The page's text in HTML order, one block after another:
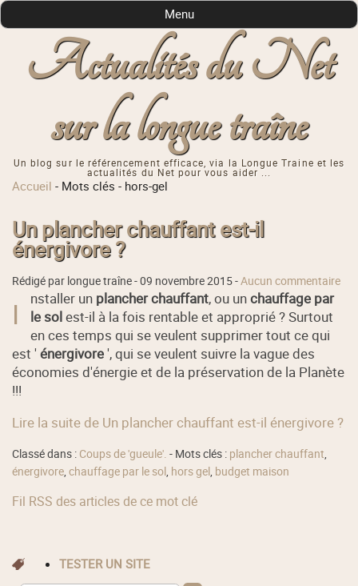
Actualités du Net
sur la longue traîne
Un blog sur le référencement efficace, via la Longue Traine et les
actualités du Net pour vous aider ...
Menu
Accueil - Mots clés - hors-gel
Un plancher chauffant est-il
énergivore ?
Rédigé par longue traîne -09 novembre 2015-Aucun commentaire
I nstaller un plancher chauffant, ou unchauffage par
le solest-il à la fois rentable et approprié ? Surtout
en ces temps qui se veulent supprimer tout ce qui
est 'énergivore', qui se veulent suivre la vague des
économies d'énergie et de la préservation de la Planète
!!!
Lire la suite de Un plancher chauffant est-il énergivore ?
Classé dans : Coups de 'gueule'. - Mots clés : plancher chauffant,
énergivore,chauffage par le sol , hors gel , budget maison
Fil RSS des articles de ce mot clé
TESTER UN SITE